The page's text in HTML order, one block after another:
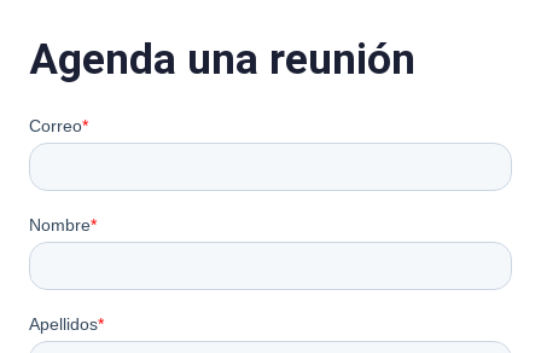
Agenda una reunión